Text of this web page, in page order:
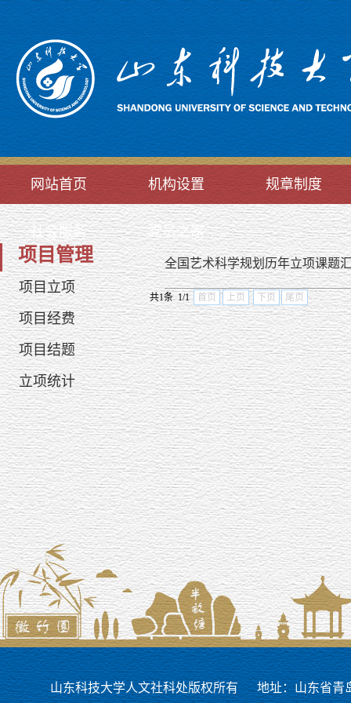
网站首页 机构设置 规章制度
社会服务 党员之家
项目管理
项目立项
项目经费
项目结题
立项统计
全国艺术科学规划历年立项课题
共1条 1/1 首页 上页 下页 尾页
山东科技大学人文社科处版权所有 地址：山东省